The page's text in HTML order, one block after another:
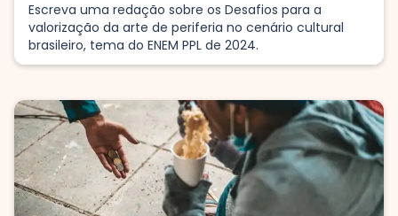
Escreva uma redação sobre os Desafios para a
valorização da arte de periferia no cenário cultural
brasileiro, tema do ENEM PPL de 2024.